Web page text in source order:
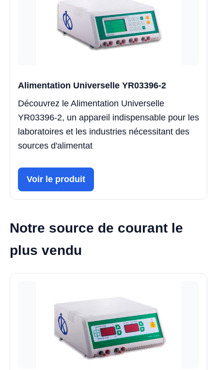
Alimentation Universelle YR03396-2
Découvrez le Alimentation Universelle
YR03396-2, un appareil indispensable pour les
laboratoires et les industries nécessitant des
sources d'alimentat
Voir le produit
Notre source de courant le
plus vendu